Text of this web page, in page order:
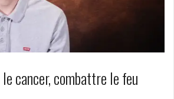
cancer, combattre le feu